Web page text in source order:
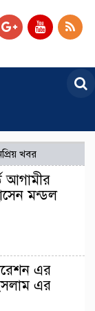
খবর
আগামীর
মন্ডল
এর
এর